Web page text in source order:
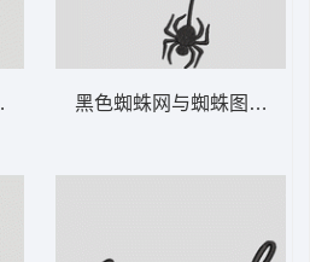
米妮 9-DST格式
黑色蜘蛛网与蜘蛛图案 悬